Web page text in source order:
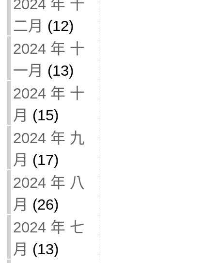
2024 年 十
二月 (12)
2024 年 十
一月 (13)
2024 年 十
月 (15)
2024 年 九
月 (17)
2024 年 八
月 (26)
2024 年 七
月 (13)